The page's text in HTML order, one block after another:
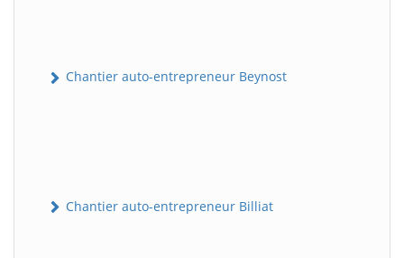
Chantier auto-entrepreneur Beynost
Chantier auto-entrepreneur Billiat